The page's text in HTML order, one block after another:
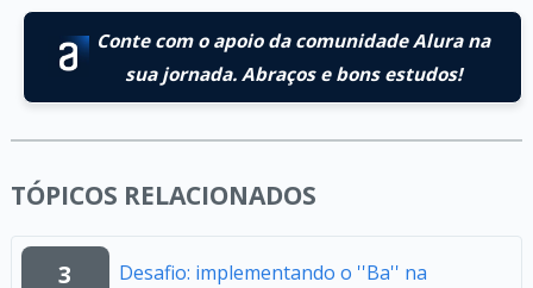
Conte com o apoio da comunidade Alura na
sua jornada. Abraços e bons estudos!
TÓPICOS RELACIONADOS
3
Desafio: implementando o ''Ba'' na